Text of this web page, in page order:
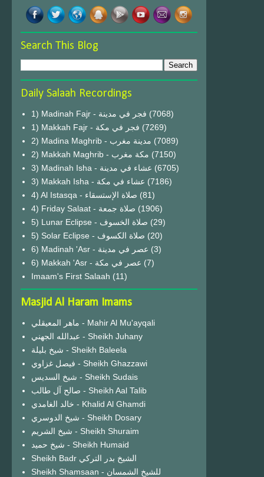
Search This Blog
Daily Salaah Recordings
1) Madinah Fajr - فجر في مدينة (7068)
1) Makkah Fajr - فجر في مكة (7269)
2) Madina Maghrib - مدينة مغرب (7089)
2) Makkah Maghrib - مكة مغرب (7150)
3) Madinah Isha - عشاء في مدينة (6705)
3) Makkah Isha - عشاء في مكة (7186)
4) Al Istasqa - صلاة الإستسقاء (81)
4) Friday Salaat - صلاة جمعة (1906)
5) Lunar Eclipse - صلاة الخسوف (29)
(20)
6) Madinah 'Asr - عصر في مدينة (3)
6) Makkah 'Asr - عصر في مكة (7)
Imaam's First Salaah (11)
Masjid Al Haram Imams
ماهر المعيقلي - Mahir Al Mu'ayqali
عبدالله الجهني - Sheikh Juhany
شيخ بليلة - Sheikh Baleela
فيصل غزاوي - Sheikh Ghazzawi
شيخ السديس - Sheikh Sudais
صالح آل طالب - Sheikh Aal Talib
خالد الغامدي - Khalid Al Ghamdi
شيخ الدوسري - Sheikh Dosary
شيخ الشريم - Sheikh Shuraim
شيخ حميد - Sheikh Humaid
Sheikh Badr الشيخ بدر التركي
Sheikh Shamsaan - للشيخ الشمسان